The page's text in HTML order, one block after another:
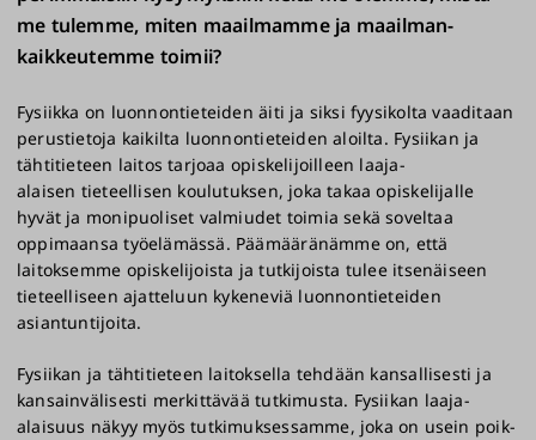
me tulemme, miten maailmamme ja maail­man­
kaikkeutemme toimii?
Fysiikka on luonnontieteiden äiti ja siksi fyysikolta vaaditaan
pe­rus­tietoja kaikilta luonnontieteiden aloilta. Fysiikan ja
tähtitieteen laitos tarjoaa opiskelijoilleen laaja-
alaisen tieteellisen koulutuksen, joka takaa opiskelijalle
hyvät ja monipuoliset valmiudet toimia sekä soveltaa
oppimaansa työ­elämässä. Päämääränämme on, että
laitoksemme opiskelijoista ja tutkijoista tulee itsenäiseen
tieteelliseen ajatteluun kykeneviä luonnontieteiden
asiantuntijoita.
Fysiikan ja tähtitieteen laitoksella tehdään kansallisesti ja
kansainvälisesti merkittävää tut­kimusta. Fysiikan laaja-
alaisuus näkyy myös tutkimuksessamme, joka on usein poik­